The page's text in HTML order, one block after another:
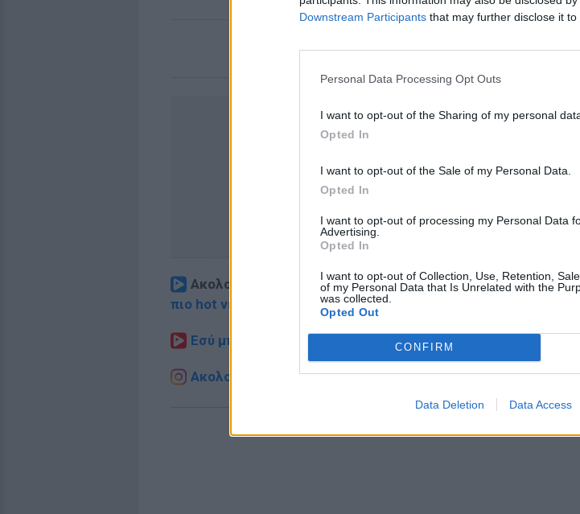
Downstream Participants that may further disclose it to
Personal Data Processing Opt Outs
I want to opt-out of the Sharing of my personal
Opted In
I want to opt-out of the Sale of my Personal Data.
Opted In
I want to opt-out of processing my Personal Data
Advertising.
Opted In
I want to opt-out of Collection, Use, Retention,
of my Personal Data that Is Unrelated with the
was collected.
Opted Out
CONFIRM
Data Deletion Data Access
ΔΙΑΦΗΜΙΣΗ
Ακολουθήστε το E-Radio.gr στοGoogle Newsκαι μάθετε
πιο hot νέα
Εσύ μπήκες στο E-Daily.gr; Τα νέα της ημέρας και ότι σου
Ακολουθήστε το E-Radio.gr και στο Instagram
ΔΙΑΦΗΜΙΣΗ